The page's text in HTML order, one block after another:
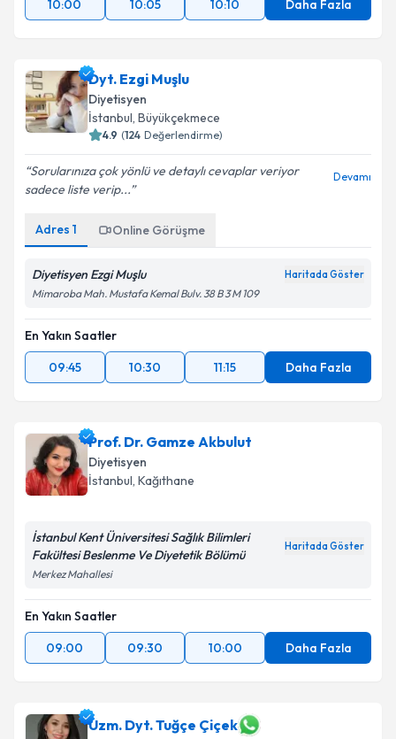
10:00 10:05 10:10 Daha Fazla
Dyt. Ezgi Muşlu
Diyetisyen
İstanbul, Büyükçekmece
4.9 (124 Değerlendirme)
Sorularınıza çok yönlü ve detaylı cevaplar veriyor
sadece liste verip...
Devamı
Adres 1 Online Görüşme
Diyetisyen Ezgi Muşlu Haritada Göster
Mimaroba Mah. Mustafa Kemal Bulv. 38 B 3 M 109
En Yakın Saatler
09:45
10:30 11:15 Daha Fazla
Prof. Dr. Gamze Akbulut
Diyetisyen
İstanbul, Kağıthane
İstanbul Kent Üniversitesi Sağlık Bilimleri
Fakültesi Beslenme Ve Diyetetik Bölümü
Haritada Göster
Merkez Mahallesi
En Yakın Saatler
09:00
09:30 10:00 Daha Fazla
Uzm. Dyt. Tuğçe Çiçek